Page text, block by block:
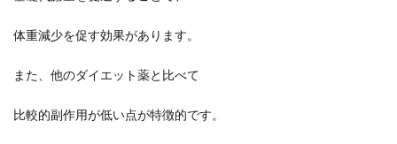
体重減少を促す効果があります。
また、他のダイエット薬と比べて
比較的副作用が低い点が特徴的です。